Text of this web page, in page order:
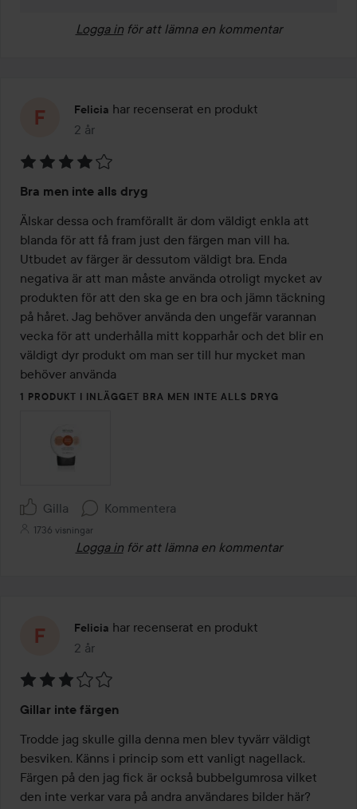
Logga in för att lämna en kommentar
Felicia har recenserat en produkt
2 år
Inlägget skapades 2 år
4
av
5
Bra men inte alls dryg
Älskar dessa och framförallt är dom väldigt enkla att
blanda för att få fram just den färgen man vill ha.
Utbudet av färger är dessutom väldigt bra. Enda
negativa är att man måste använda otroligt mycket av
produkten för att den ska ge en bra och jämn täckning
på håret. Jag behöver använda den ungefär varannan
vecka för att underhålla mitt kopparhår och det blir en
väldigt dyr produkt om man ser till hur mycket man
behöver använda
1 PRODUKT I INLÄGGET BRA MEN INTE ALLS DRYG
Gilla Kommentera
1736 visningar
Logga in för att lämna en kommentar
Felicia har recenserat en produkt
2 år
Inlägget skapades 2 år
3
av
5
Gillar inte färgen
Trodde jag skulle gilla denna men blev tyvärr väldigt
besviken. Känns i princip som ett vanligt nagellack.
Färgen på den jag fick är också bubbelgumrosa vilket
den inte verkar vara på andra användares bilder här?